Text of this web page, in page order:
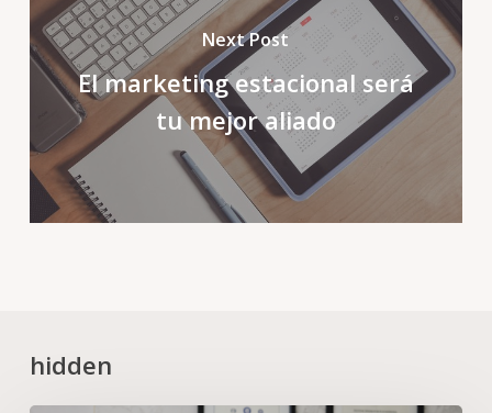
Next Post
El marketing estacional será
tu mejor aliado
hidden